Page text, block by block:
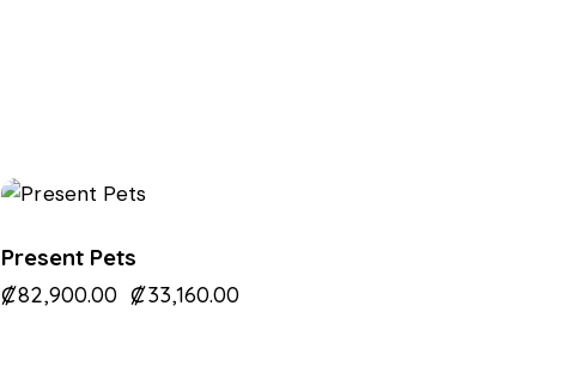
Present Pets
₡82,900.00 ₡33,160.00